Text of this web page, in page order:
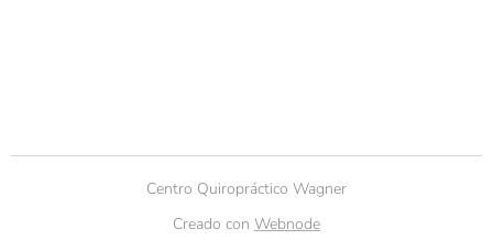
Centro Quiropráctico Wagner
Creado con Webnode